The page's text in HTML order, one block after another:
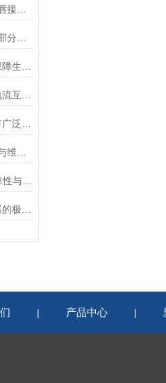
DEUBLIN(杜博林)旋转接头密封唇接觖宽度和负载
深入了解EBMPAPST 风扇的可靠性与耐用性
| 产品中心 |